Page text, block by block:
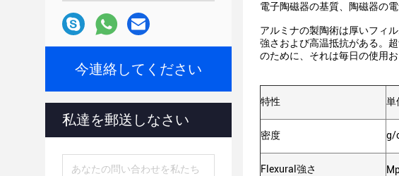
今連絡してください
私達を郵送しなさい
電子陶磁器の基質、陶磁器の
アルミナの製陶術は厚いフィ
強さおよび高温抵抗がある。
のために、それは毎日の使用
特性 単
密度 g/
Flexural強さ